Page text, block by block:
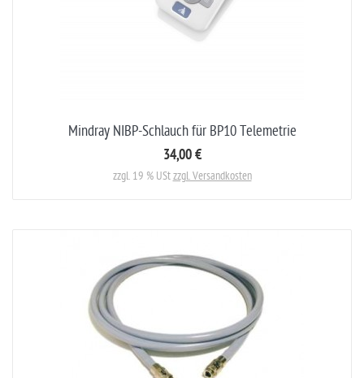
Mindray NIBP-Schlauch für BP10 Telemetrie
34,00 €
zzgl. 19 % UStzzgl. Versandkosten